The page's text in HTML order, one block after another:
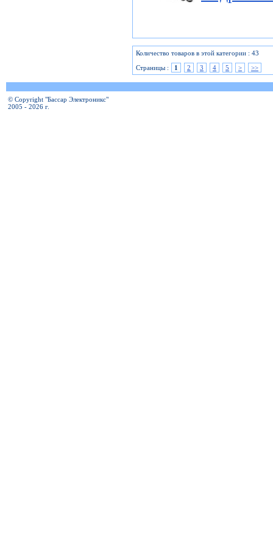
Количество товаров в этой категории : 43
Страницы :
1 2 3 4 5 > >>
© Copyright "Бассар Электроникс"
2005 - 2026 г.